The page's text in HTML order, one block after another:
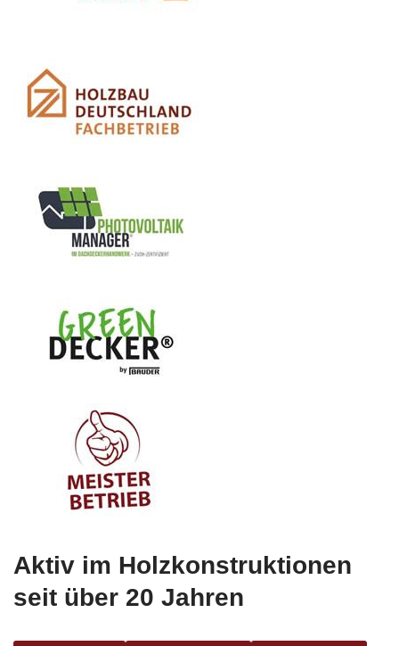
Aktiv im Holzkonstruktionen
seit über 20 Jahren